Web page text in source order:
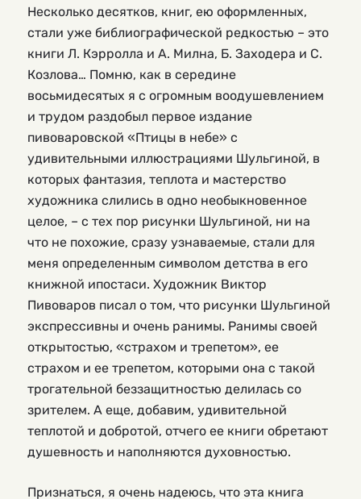
Несколько десятков, книг, ею оформленных,
стали уже библиографической редкостью – это
книги Л. Кэрролла и А. Милна, Б. Заходера и С.
Козлова… Помню, как в середине
восьмидесятых я с огромным воодушевлением
и трудом раздобыл первое издание
пивоваровской «Птицы в небе» с
удивительными иллюстрациями Шульгиной, в
которых фантазия, теплота и мастерство
художника слились в одно необыкновенное
целое, – с тех пор рисунки Шульгиной, ни на
что не похожие, сразу узнаваемые, стали для
меня определенным символом детства в его
книжной ипостаси. Художник Виктор
Пивоваров писал о том, что рисунки Шульгиной
экспрессивны и очень ранимы. Ранимы своей
открытостью, «страхом и трепетом», ее
страхом и ее трепетом, которыми она с такой
трогательной беззащитностью делилась со
зрителем. А еще, добавим, удивительной
теплотой и добротой, отчего ее книги обретают
душевность и наполняются духовностью.
Признаться, я очень надеюсь, что эта книга